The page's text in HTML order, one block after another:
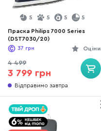
5 5 5 5
Праска Philips 7000 Series
(DST7030/20)
Оціни
37 грн
4 499
3 799 грн
Відправимо завтра